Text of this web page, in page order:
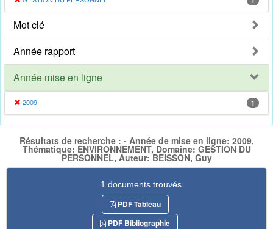
Mot clé
Année rapport
Année mise en ligne
2009 1
Résultats de recherche : - Année de mise en ligne: 2009,
Thématique: ENVIRONNEMENT, Domaine: GESTION DU
PERSONNEL, Auteur: BEISSON, Guy
1 documents trouvés
PDF Tableau
PDF Bibliographie